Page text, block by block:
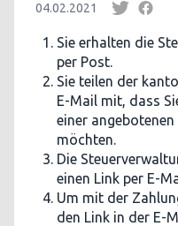
04.02.2021
Sie erhalten die
per Post.
Sie teilen der
E-Mail mit, dass
einer
möchten.
Die
einen Link per E-
Um mit der
den Link in der E-